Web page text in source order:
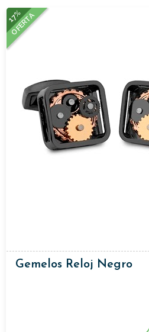
17%
OFERTA
Gemelos Reloj Negro